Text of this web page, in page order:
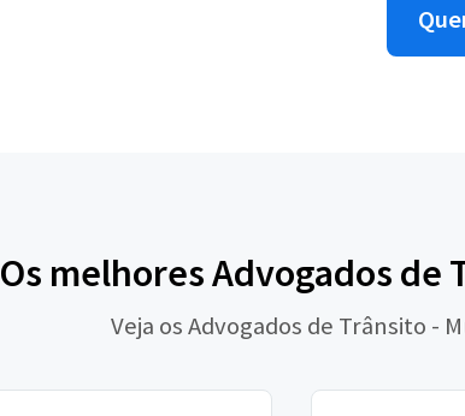
Os melhores Advogados de
Veja os Advogados de Trânsito -